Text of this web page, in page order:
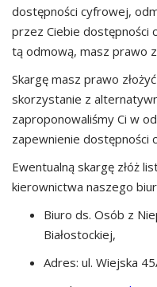
dostępności cyfrowej,
przez Ciebie dostępności
tą odmową, masz prawo
Skargę masz prawo
skorzystanie z
zaproponowaliśmy Ci w
zapewnienie dostępności
Ewentualną skargę złóż
kierownictwa naszego
Biuro ds. Osób z
Białostockiej,
Adres: ul. Wiejska